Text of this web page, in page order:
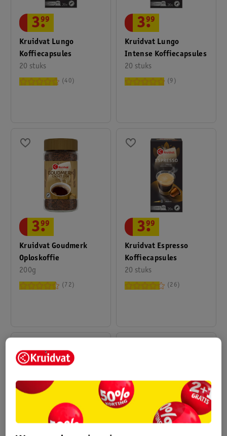
Kruidvat Lungo
Koffiecapsules
20 stuks
3.
99
40
Kruidvat Lungo
Intense Koffiecapsules
20 stuks
3.
99
9
Kruidvat Goudmerk
Oploskoffie
200g
3.
99
72
Kruidvat Espresso
Koffiecapsules
20 stuks
3.
99
26